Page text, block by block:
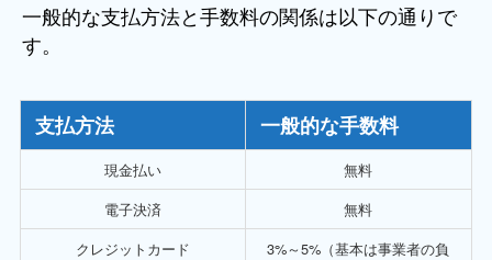
一般的な支払方法と手数料の関係は以下の通りで
す。
支払方法 一般的な手数料
現金払い
無料
電子決済
無料
クレジットカード
3%～5%（基本は事業者の負